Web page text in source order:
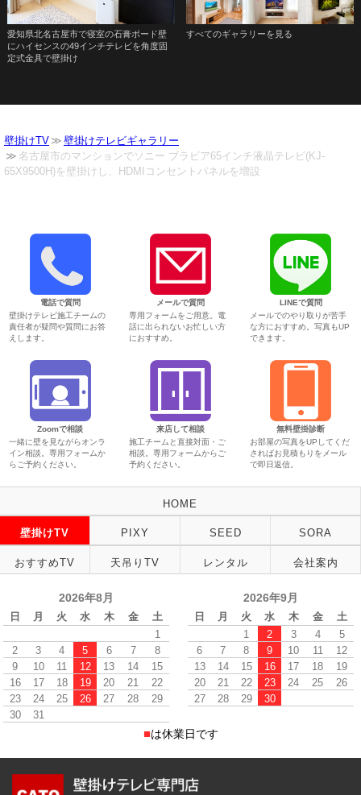
愛知県北名古屋市で寝室の石膏ボード壁
にハイセンスの49インチテレビを角度固
定式金具で壁掛け
すべてのギャラリーを見る
壁掛けTV
壁掛けテレビギャラリー
名古屋市のマンションでソニー ブラビア65インチ液晶テレビ(KJ-
65X9500H)を壁掛けし、HDMIコンセントパネルを増設
電話で質問
壁掛けテレビ施工チームの
責任者が疑問や質問にお答
えします。
メールで質問
専用フォームをご用意。電
話に出られないお忙しい方
におすすめ。
LINEで質問
メールでのやり取りが苦手
な方におすすめ。写真もUP
できます。
Zoomで相談
一緒に壁を見ながらオンラ
イン相談。専用フォームか
らご予約ください。
来店して相談
施工チームと直接対面・ご
相談。専用フォームからご
予約ください。
無料壁掛診断
お部屋の写真をUPしてくだ
さればお見積もりをメール
で即日返信。
HOME
壁掛けTV PIXY SEED SORA
おすすめTV 天吊りTV レンタル 会社案内
2026年8月
日 月 火 水 木 金
土
1
2
3 4 5 6 7
8
9
10 11 12 13 14
15
16
17 18 19 20 21
22
23
24 25 26 27 28
29
30
31
2026年9月
日 月 火 水 木 金
土
1
2 3 4
5
6
7 8 9 10 11
12
13
14 15 16 17 18
19
20
21 22 23 24 25
26
27
28 29 30
■は休業日です